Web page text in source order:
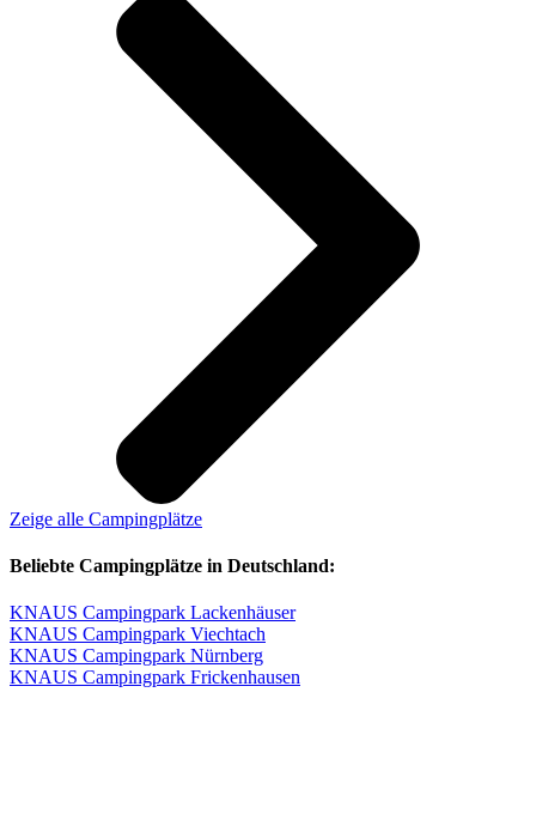
Zeige alle Campingplätze
Beliebte Campingplätze in Deutschland:
KNAUS Campingpark Lackenhäuser
KNAUS Campingpark Viechtach
KNAUS Campingpark Nürnberg
KNAUS Campingpark Frickenhausen